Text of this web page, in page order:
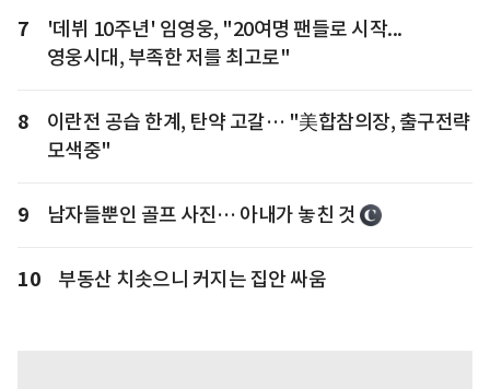
7
'데뷔 10주년' 임영웅, "20여명 팬들로 시작...
영웅시대, 부족한 저를 최고로"
8
이란전 공습 한계, 탄약 고갈… "美합참의장, 출구전략
모색중"
9 남자들뿐인 골프 사진… 아내가 놓친 것
10 부동산 치솟으니 커지는 집안 싸움